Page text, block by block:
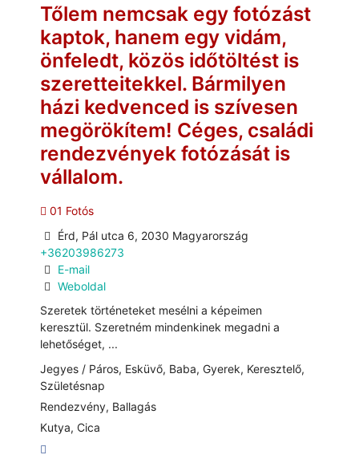
Tőlem nemcsak egy fotózást
kaptok, hanem egy vidám,
önfeledt, közös időtöltést is
szeretteitekkel. Bármilyen
házi kedvenced is szívesen
megörökítem! Céges, családi
rendezvények fotózását is
vállalom.
01 Fotós
Érd, Pál utca 6, 2030 Magyarország
+36203986273
E-mail
Weboldal
Szeretek történeteket mesélni a képeimen
keresztül. Szeretném mindenkinek megadni a
lehetőséget, ...
Jegyes / Páros, Esküvő, Baba, Gyerek, Keresztelő,
Születésnap
Rendezvény, Ballagás
Kutya, Cica